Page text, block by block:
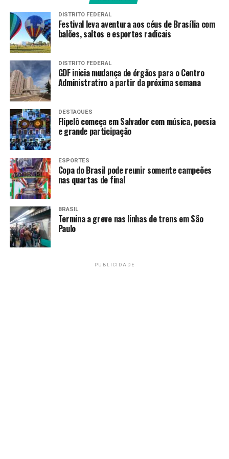
Entre os autores, estão Luiz Carlos Bresser-Pereira,
professor de economia da Fundação Getúlio Vargas
(FGV) e ex-ministro da Fazenda; e Luiz Gonzaga
Belluzzo, professor de economia da Unicamp e ex-
secretário de política econômica do Ministério da
Fazenda.A lista completa dos signatários pode ser
conferida no final desta reportagem.
O manifesto sustenta que a PEC fragiliza a
fiscalização, o controle social e a responsabilização
do Banco Central; aumenta a dívida pública; e
poderia criar um modelo único no mundo que reúne
autonomia financeira e operacional da autoridade
monetária.
Manutenção dos Juros altos
O manifesto destaca que a dinheiro que seria retiro pelo
Banco Central por meio senhoriagem – receita oriunda
da criação de moeda- – é fruto das condições
macroeconômicas que o BC deve administrar. Isso criaria
orçamento da instituição.
DISTRITO FEDERAL
Festival leva aventura aos céus de Brasília com
balões, saltos e esportes radicais
DISTRITO FEDERAL
GDF inicia mudança de órgãos para o Centro
Administrativo a partir da próxima semana
DESTAQUES
Flipelô começa em Salvador com música, poesia
e grande participação
ESPORTES
Copa do Brasil pode reunir somente campeões
nas quartas de final
BRASIL
Termina a greve nas linhas de trens em São
Paulo
PUBLICIDADE